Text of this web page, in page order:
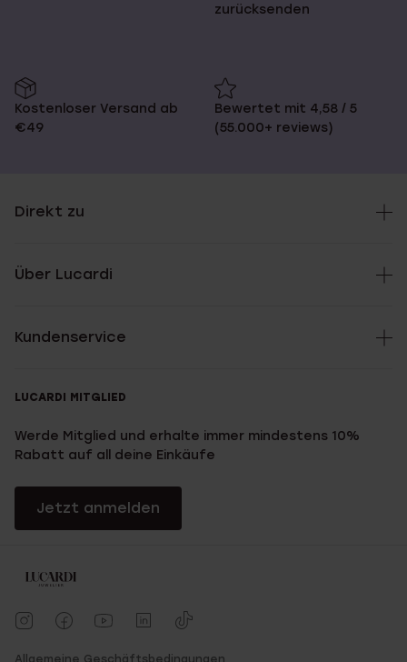
zurücksenden
Kostenloser Versand ab
€49
Bewertet mit 4,58 / 5
(55.000+ reviews)
Direkt zu
Über Lucardi
Kundenservice
LUCARDI MITGLIED
Werde Mitglied und erhalte immer mindestens 10%
Rabatt auf all deine Einkäufe
Jetzt anmelden